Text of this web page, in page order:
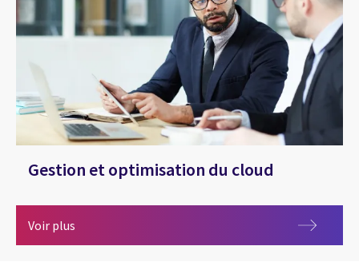
Gestion et optimisation du cloud
Voir plus